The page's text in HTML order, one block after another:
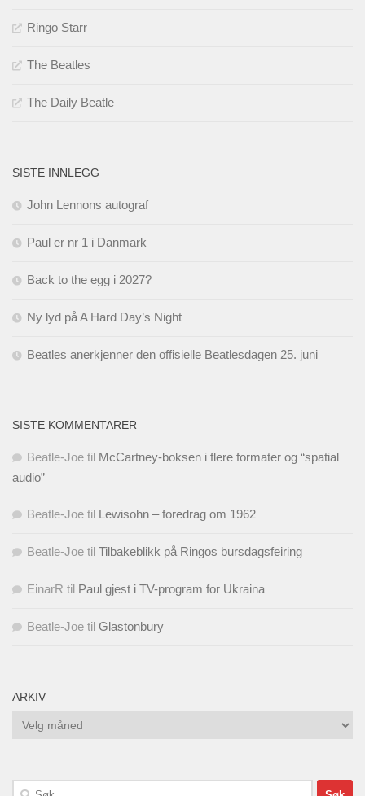
Ringo Starr
The Beatles
The Daily Beatle
SISTE INNLEGG
John Lennons autograf
Paul er nr 1 i Danmark
Back to the egg i 2027?
Ny lyd på A Hard Day’s Night
Beatles anerkjenner den offisielle Beatlesdagen 25. juni
SISTE KOMMENTARER
Beatle-Joe til McCartney-boksen i flere formater og “spatial
audio”
Beatle-Joe til Lewisohn – foredrag om 1962
Beatle-Joe til Tilbakeblikk på Ringos bursdagsfeiring
EinarR til Paul gjest i TV-program for Ukraina
Beatle-Joe til Glastonbury
ARKIV
Arkiv
Søk